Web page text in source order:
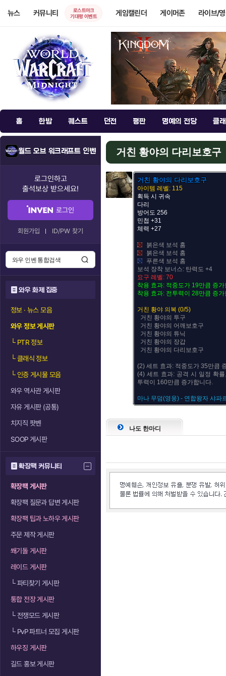
뉴스 커뮤니티
로스트아크
기대평 이벤트
게임캘린더 게이머존 라이브/
홈 한밤 퀘스트 던전 평판 명예의 전당 클
월드 오브 워크래프트 인벤
로그인하고
출석보상 받으세요!
로그인
회원가입 ID/PW 찾기
와우 화제 집중
정보 · 뉴스 모음
와우 정보 게시판
└PTR 정보
└클래식 정보
└인증 게시물 모음
와우 역사관 게시판
자유 게시판 (공통)
치지직 팟벤
SOOP 게시판
확장팩 커뮤니티
확장팩 게시판
확장팩 질문과 답변 게시판
확장팩 팁과 노하우 게시판
주문 제작 게시판
쐐기돌 게시판
레이드 게시판
└파티찾기 게시판
통합 전장 게시판
└전쟁모드 게시판
└PvP 파트너 모집 게시판
하우징 게시판
길드 홍보 게시판
거친 황야의 다리보호구
거친 황야의 다리보호구
아이템 레벨: 115
획득 시 귀속
다리
방어도 256
민첩 +31
체력 +27
붉은색 보석 홈
붉은색 보석 홈
푸른색 보석 홈
보석 장착 보너스: 탄력도 +4
요구 레벨: 70
착용 효과: 적중도가 19만큼 증가
착용 효과: 전투력이 28만큼 증가
거친 황야 의복 (0/5)
거친 황야의 투구
거친 황야의 어깨보호구
거친 황야의 튜닉
거친 황야의 장갑
거친 황야의 다리보호구
(2) 세트 효과: 적중도가 35만큼
(4) 세트 효과: 공격 시 일정 확
투력이 160만큼 증가합니다.
마나 무덤(영웅) - 연합왕자 샤파
나도 한마디